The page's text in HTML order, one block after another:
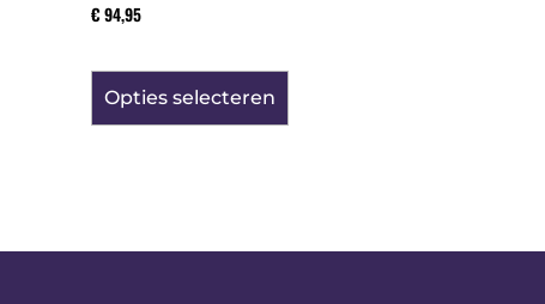
€ 94,95
Opties selecteren